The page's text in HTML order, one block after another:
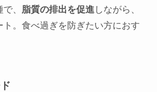
、 脂質の排出を促進しながら、
ト。食べ過ぎを防ぎたい方におす